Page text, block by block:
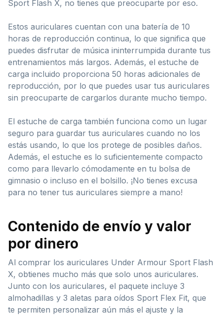
Sport Flash X, no tienes que preocuparte por eso.
Estos auriculares cuentan con una batería de 10
horas de reproducción continua, lo que significa que
puedes disfrutar de música ininterrumpida durante tus
entrenamientos más largos. Además, el estuche de
carga incluido proporciona 50 horas adicionales de
reproducción, por lo que puedes usar tus auriculares
sin preocuparte de cargarlos durante mucho tiempo.
El estuche de carga también funciona como un lugar
seguro para guardar tus auriculares cuando no los
estás usando, lo que los protege de posibles daños.
Además, el estuche es lo suficientemente compacto
como para llevarlo cómodamente en tu bolsa de
gimnasio o incluso en el bolsillo. ¡No tienes excusa
para no tener tus auriculares siempre a mano!
Contenido de envío y valor
por dinero
Al comprar los auriculares Under Armour Sport Flash
X, obtienes mucho más que solo unos auriculares.
Junto con los auriculares, el paquete incluye 3
almohadillas y 3 aletas para oídos Sport Flex Fit, que
te permiten personalizar aún más el ajuste y la